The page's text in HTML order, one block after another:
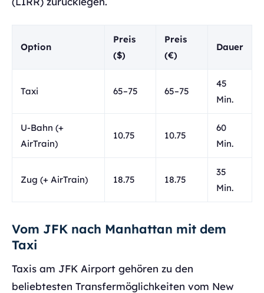
Option
Preis
($)
Preis
(€)
Dauer
Taxi 65–75 65–75
45
Min.
U-Bahn (+
AirTrain)
10.75 10.75
60
Min.
Zug (+ AirTrain) 18.75 18.75
35
Min.
Vom JFK nach Manhattan mit dem
Taxi
Taxis am JFK Airport gehören zu den
beliebtesten Transfermöglichkeiten vom New